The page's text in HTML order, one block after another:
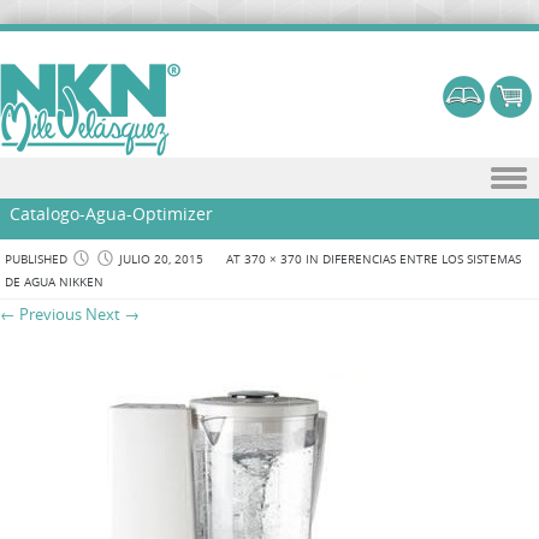
Skip to content
Catalogo-Agua-Optimizer
PUBLISHED JULIO 20, 2015 AT 370 × 370 IN DIFERENCIAS ENTRE LOS SISTEMAS
DE AGUA NIKKEN
← Previous Next →